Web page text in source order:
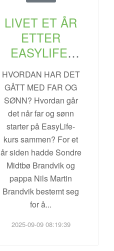
LIVET ET ÅR
ETTER
EASYLIFE-
KURSET
HVORDAN HAR DET
GÅTT MED FAR OG
SØNN? Hvordan går
det når far og sønn
starter på EasyLife-
kurs sammen? For et
år siden hadde Sondre
Midtbø Brandvik og
pappa Nils Martin
Brandvik bestemt seg
for å...
2025-09-09 08:19:39